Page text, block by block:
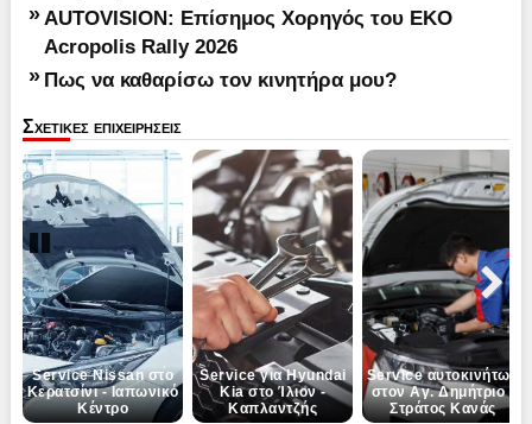
» AUTOVISION: Επίσημος Χορηγός του EKO
Acropolis Rally 2026
» Πως να καθαρίσω τον κινητήρα μου?
Σχετικες επιχειρησεις
Service Nissan στο
Κερατσίνι - Ιαπωνικό
Κέντρο
Service για Hyundai
Kia στο Ίλιον -
Καπλαντζής
Service αυτοκινήτων
στον Αγ. Δημήτριο -
Στράτος Κανάς
Next
Pause